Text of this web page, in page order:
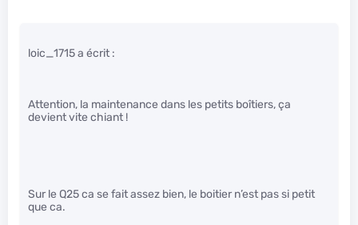
loic_1715 a écrit :
Attention, la maintenance dans les petits boîtiers, ça
devient vite chiant !
Sur le Q25 ca se fait assez bien, le boitier n’est pas si petit
que ca.